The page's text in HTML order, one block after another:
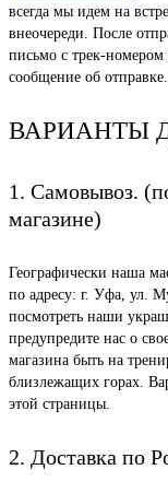
всегда мы идем на
внеочереди. После
письмо с трек-
сообщение об отправке.
ВАРИАНТЫ
1. Самовывоз.
магазине)
Географически наша
по адресу: г. Уфа, ул.
посмотреть наши
предупредите нас о
магазина быть на
близлежащих горах.
этой страницы.
2. Доставка по